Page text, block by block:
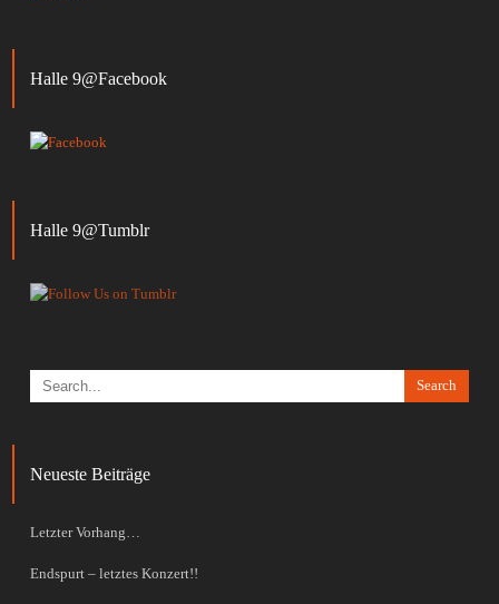
Halle 9@Facebook
Halle 9@Tumblr
Search
Neueste Beiträge
Letzter Vorhang…
Endspurt – letztes Konzert!!